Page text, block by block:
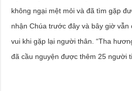
không ngại mệt mỏi và đã tìm gặp
nhận Chúa trước đây và bây giờ
vui khi gặp lại người thân. “Tha
đã cầu nguyện được thêm 25 người